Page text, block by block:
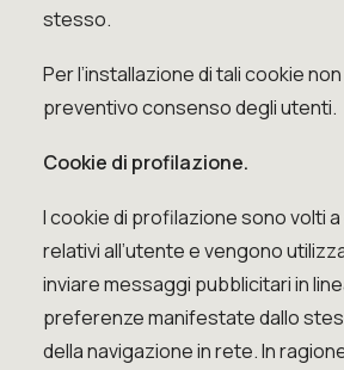
stesso.
Per l’installazione di tali cookie
preventivo consenso degli utenti.
Cookie di profilazione.
I cookie di profilazione sono volti
relativi all’utente e vengono
inviare messaggi pubblicitari in
preferenze manifestate dallo
della navigazione in rete. In